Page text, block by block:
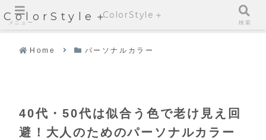
ColorStyle＋
Home パーソナルカラー
40代・50代は似合う色で老け見え回
避！大人のためのパーソナルカラー
メニュー
ColorStyle＋
検索